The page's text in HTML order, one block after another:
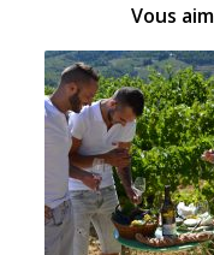
Vous